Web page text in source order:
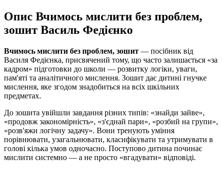
Опис Вчимось мислити без проблем,
зошит Василь Федієнко
Вчимось мислити без проблем, зошит — посібник від
Василя Федієнка, присвячений тому, що часто залишається «за
кадром» підготовки до школи — розвитку логіки, уваги,
пам'яті та аналітичного мислення. Зошит дає дитині гнучке
мислення, яке згодом знадобиться на всіх шкільних
предметах.
До зошита увійшли завдання різних типів: «знайди зайве»,
«продовж закономірність», «з'єднай пари», «розбий на групи»,
«розв'яжи логічну задачу». Вони тренують уміння
порівнювати, узагальнювати, класифікувати та утримувати в
голові кілька умов одночасно. Поступово дитина починає
мислити системно — а не просто «вгадувати» відповіді.